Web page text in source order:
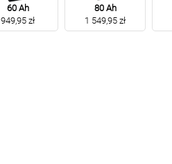
60 Ah
949,95 zł
80 Ah
1 549,95 zł